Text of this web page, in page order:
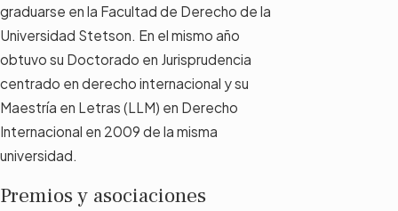
graduarse en la Facultad de Derecho de la
Universidad Stetson. En el mismo año
obtuvo su Doctorado en Jurisprudencia
centrado en derecho internacional y su
Maestría en Letras (LLM) en Derecho
Internacional en 2009 de la misma
universidad.
Premios y asociaciones